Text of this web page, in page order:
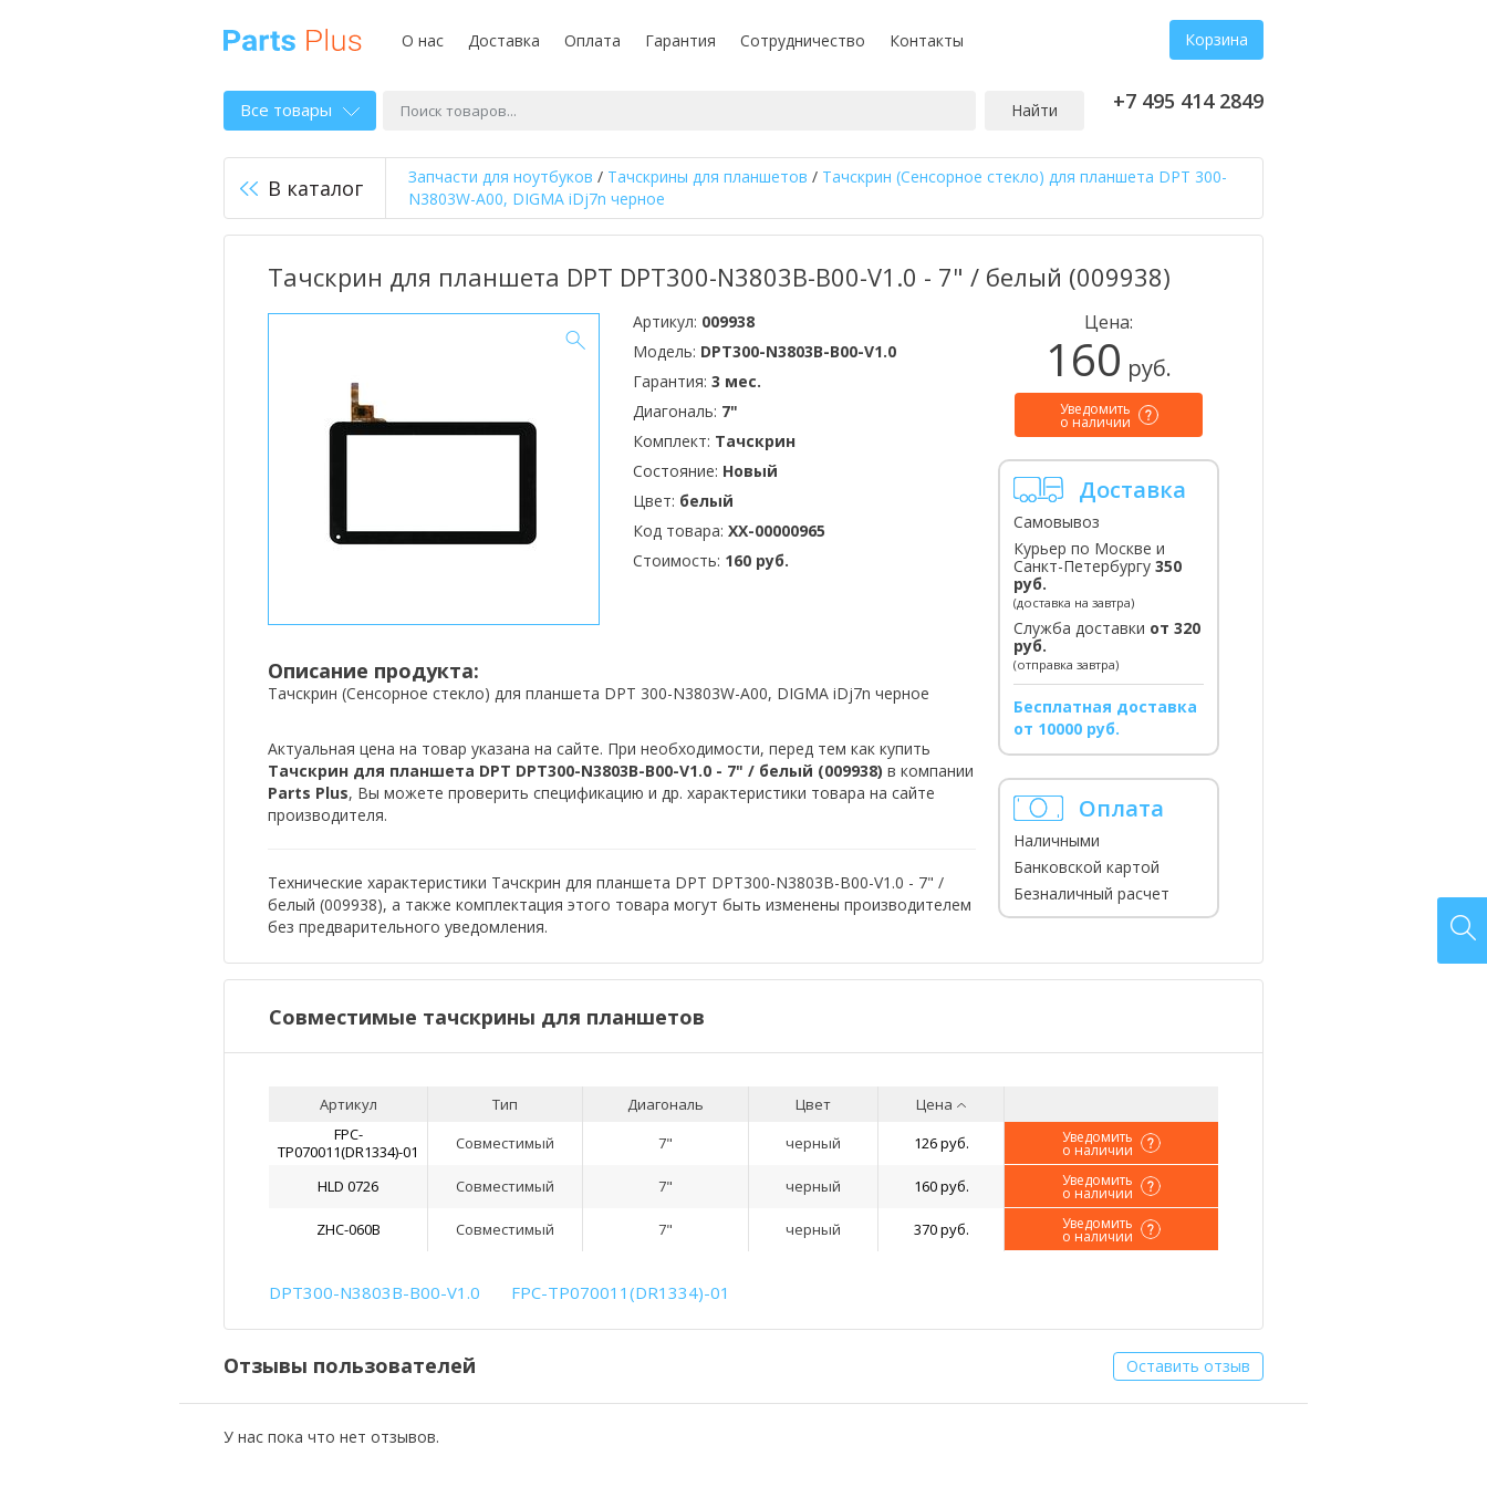
О нас Доставка Оплата Гарантия Сотрудничество Контакты Корзина
Все товары Найти +7 495 414 2849
В каталог Запчасти для ноутбуков / Тачскрины для планшетов / Тачскрин (Сенсорное стекло) для планшета DPT 300-
N3803W-A00, DIGMA iDj7n черное
Тачскрин для планшета DPT DPT300-N3803B-B00-V1.0 - 7" / белый (009938)
Артикул: 009938
Модель: DPT300-N3803B-B00-V1.0
Гарантия: 3 мес.
Диагональ: 7"
Комплект: Тачскрин
Состояние: Новый
Цвет: белый
Код товара: XX-00000965
Стоимость: 160 руб.
Описание продукта:
Тачскрин (Сенсорное стекло) для планшета DPT 300-N3803W-A00, DIGMA iDj7n черное
Актуальная цена на товар указана на сайте. При необходимости, перед тем как купить
Тачскрин для планшета DPT DPT300-N3803B-B00-V1.0 - 7" / белый (009938) в компании
Parts Plus, Вы можете проверить спецификацию и др. характеристики товара на сайте
производителя.
Технические характеристики Тачскрин для планшета DPT DPT300-N3803B-B00-V1.0 - 7" /
белый (009938), а также комплектация этого товара могут быть изменены производителем
без предварительного уведомления.
Цена:
160 руб.
Уведомить
о наличии
Доставка
Самовывоз
Курьер по Москве и
Санкт-Петербургу 350
руб.
(доставка на завтра)
Служба доставки от 320
руб.
(отправка завтра)
Бесплатная доставка
от 10000 руб.
Оплата
Наличными
Банковской картой
Безналичный расчет
Совместимые тачскрины для планшетов
Артикул Тип Диагональ Цвет
Цена
FPC-
TP070011(DR1334)-01
Совместимый 7" черный 126 руб. Уведомить
о наличии
HLD 0726 Совместимый 7" черный 160 руб. Уведомить
о наличии
ZHC-060B Совместимый 7" черный 370 руб. Уведомить
о наличии
DPT300-N3803B-B00-V1.0 FPC-TP070011(DR1334)-01
Отзывы пользователей Оставить отзыв
У нас пока что нет отзывов.